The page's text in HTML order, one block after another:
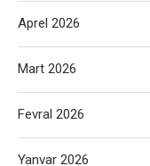
Aprel 2026
Mart 2026
Fevral 2026
Yanvar 2026